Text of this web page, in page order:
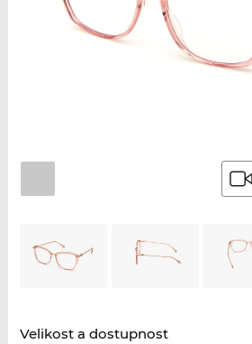
Velikost a dostupnost